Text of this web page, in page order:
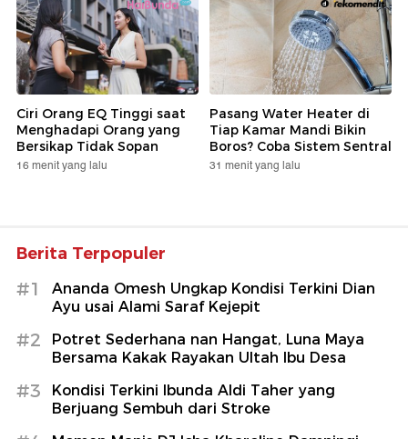
Ciri Orang EQ Tinggi saat
Menghadapi Orang yang
Bersikap Tidak Sopan
16 menit yang lalu
Pasang Water Heater di
Tiap Kamar Mandi Bikin
Boros? Coba Sistem Sentral
31 menit yang lalu
Berita Terpopuler
#1
Ananda Omesh Ungkap Kondisi Terkini Dian
Ayu usai Alami Saraf Kejepit
#2
Potret Sederhana nan Hangat, Luna Maya
Bersama Kakak Rayakan Ultah Ibu Desa
#3
Kondisi Terkini Ibunda Aldi Taher yang
Berjuang Sembuh dari Stroke